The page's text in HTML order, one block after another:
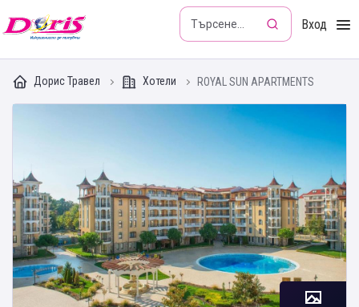
Doris - Изкушението да пътуваш Вход
Дорис Травел Хотели ROYAL SUN APARTMENTS